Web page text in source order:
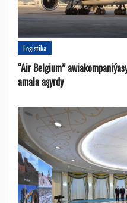
Logistika
“Air Belgium”
amala aşyrdy